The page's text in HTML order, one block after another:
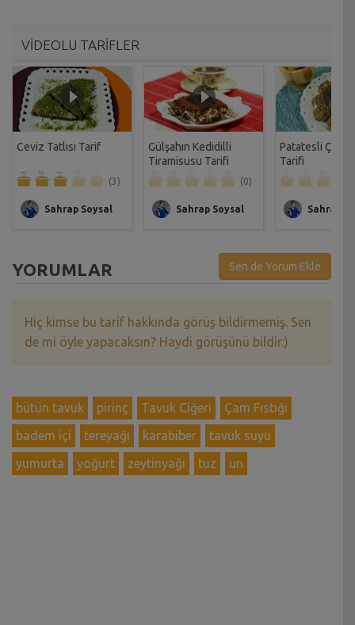
VİDEOLU TARİFLER
Ceviz Tatlısı Tarif
(3)
Sahrap Soysal
Gülşahın Kedidilli
Tiramisusu Tarifi
(0)
Sahrap Soysal
Patatesli Çıtır
Tarifi
Sahrap
YORUMLAR Sen de Yorum Ekle
Hiç kimse bu tarif hakkında görüş bildirmemiş. Sen
de mi öyle yapacaksın? Haydi görüşünü bildir:)
bütün tavuk pirinç Tavuk Ciğeri
Çam Fıstığı
badem içi
tereyağı karabiber
tavuk suyu
yumurta
yoğurt zeytinyağı tuz un